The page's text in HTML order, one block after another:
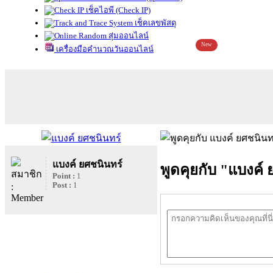
เช็คไอพี (Check IP)
เช็คเลขพัสดุ
สุ่มออนไลน์
เครื่องมือคำนวณวันออนไลน์
New
แบงค์ ยศชนินทร์
Point : 1
Post : 1
พูดคุยกับ "แบงค์